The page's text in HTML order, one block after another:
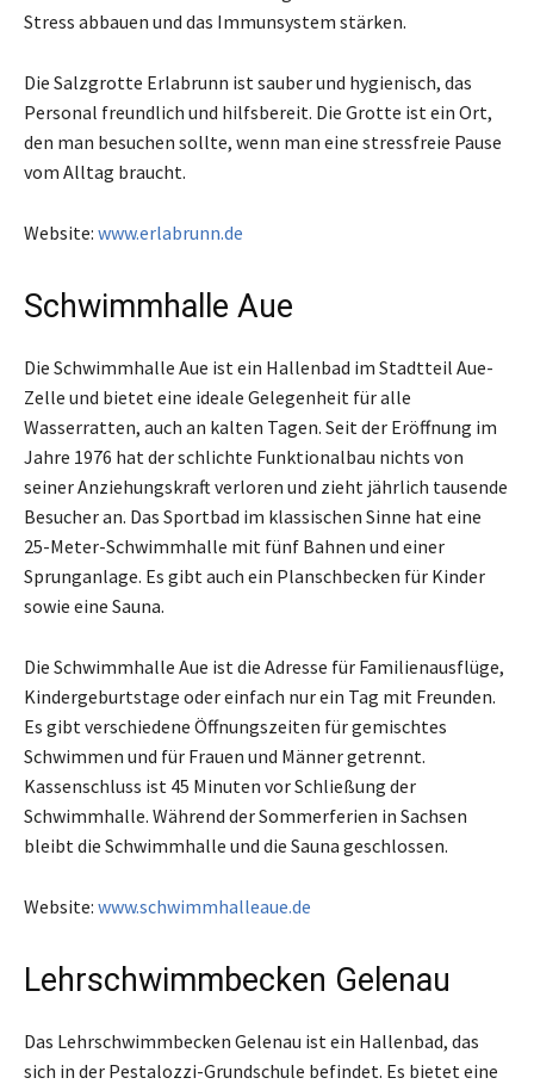
Stress abbauen und das Immunsystem stärken.
Die Salzgrotte Erlabrunn ist sauber und hygienisch, das
Personal freundlich und hilfsbereit. Die Grotte ist ein Ort,
den man besuchen sollte, wenn man eine stressfreie Pause
vom Alltag braucht.
Website: www.erlabrunn.de
Schwimmhalle Aue
Die Schwimmhalle Aue ist ein Hallenbad im Stadtteil Aue-
Zelle und bietet eine ideale Gelegenheit für alle
Wasserratten, auch an kalten Tagen. Seit der Eröffnung im
Jahre 1976 hat der schlichte Funktionalbau nichts von
seiner Anziehungskraft verloren und zieht jährlich tausende
Besucher an. Das Sportbad im klassischen Sinne hat eine
25-Meter-Schwimmhalle mit fünf Bahnen und einer
Sprunganlage. Es gibt auch ein Planschbecken für Kinder
sowie eine Sauna.
Die Schwimmhalle Aue ist die Adresse für Familienausflüge,
Kindergeburtstage oder einfach nur ein Tag mit Freunden.
Es gibt verschiedene Öffnungszeiten für gemischtes
Schwimmen und für Frauen und Männer getrennt.
Kassenschluss ist 45 Minuten vor Schließung der
Schwimmhalle. Während der Sommerferien in Sachsen
bleibt die Schwimmhalle und die Sauna geschlossen.
Website: www.schwimmhalleaue.de
Lehrschwimmbecken Gelenau
Das Lehrschwimmbecken Gelenau ist ein Hallenbad, das
sich in der Pestalozzi-Grundschule befindet. Es bietet eine